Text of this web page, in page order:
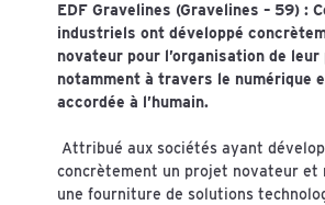
EDF Gravelines (Gravelines – 59) :
industriels ont développé
novateur pour l’organisation de
notamment à travers le numérique
accordée à l’humain.
Attribué aux sociétés ayant
concrètement un projet novateur et
une fourniture de solutions